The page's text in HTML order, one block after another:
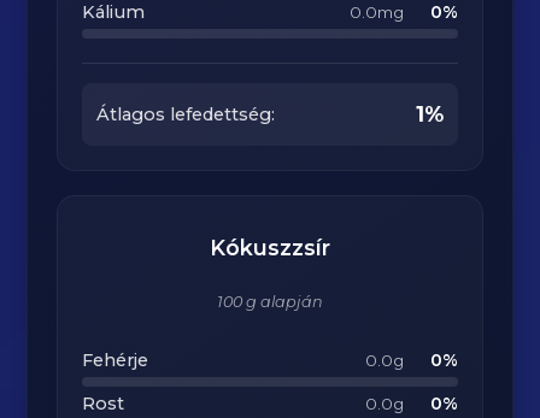
Kálium
0.0mg 0%
Átlagos lefedettség: 1%
Kókuszzsír
100 g alapján
Fehérje 0.0g
0%
Rost
0.0g 0%